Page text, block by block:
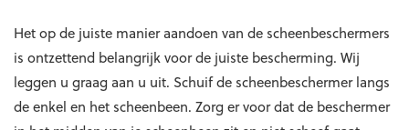
Het op de juiste manier aandoen van de scheenbeschermers
is ontzettend belangrijk voor de juiste bescherming. Wij
leggen u graag aan u uit. Schuif de scheenbeschermer langs
de enkel en het scheenbeen. Zorg er voor dat de beschermer